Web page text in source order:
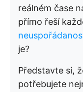
reálném čase
přímo řeší
je?
Představte si,
potřebujete